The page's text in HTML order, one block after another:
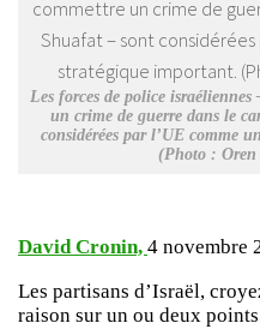
Les forces de police
un crime de guerre dans le
considérées par l’UE comme
(Photo :
David Cronin, 4 novembre
Les partisans d’Israël,
raison sur un ou deux